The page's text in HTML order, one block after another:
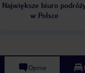
Największe biuro
w Polsce
Opinie